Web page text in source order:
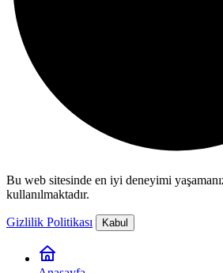
Bu web sitesinde en iyi deneyimi
kullanılmaktadır.
Gizlilik Politikası Kabul